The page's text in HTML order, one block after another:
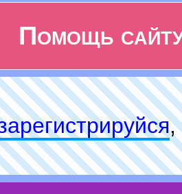
Помощь
,